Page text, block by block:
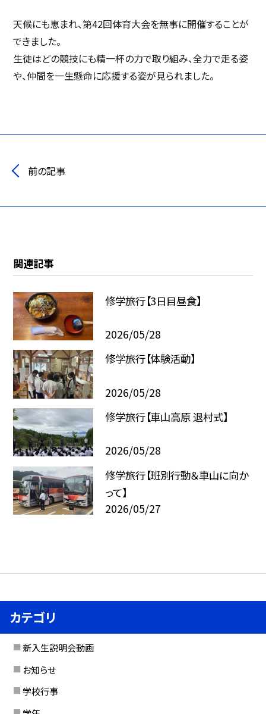
天候にも恵まれ、第42回体育大会を無事に開催することが
できました。
生徒はどの競技にも精一杯の力で取り組み、全力で走る姿
や、仲間を一生懸命に応援する姿が見られました。
前の記事
関連記事
修学旅行【3日目昼食】
2026/05/28
修学旅行【体験活動】
2026/05/28
修学旅行【車山高原 退村式】
2026/05/28
修学旅行【班別行動＆車山に向か
って】
2026/05/27
カテゴリ
新入生説明会動画
お知らせ
学校行事